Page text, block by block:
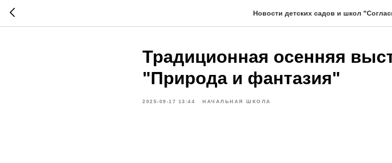
Новости детских садов и школ
Традиционная осенняя
"Природа и фантазия"
2025-09-17 13:44 НАЧАЛЬНАЯ ШКОЛА